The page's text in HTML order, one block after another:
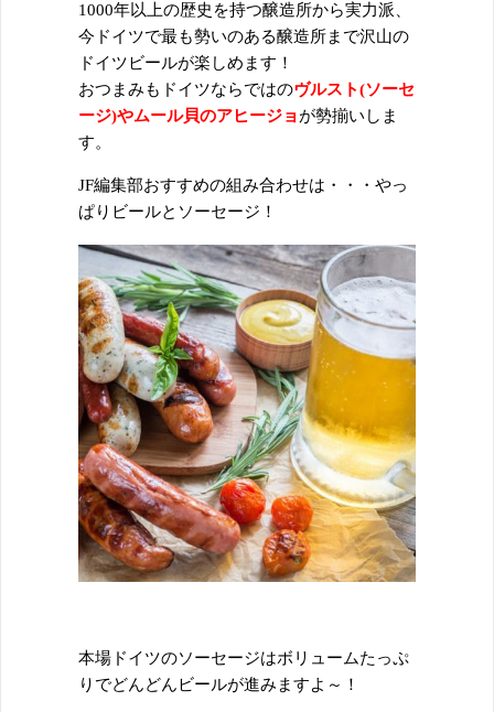
1000年以上の歴史を持つ醸造所から実力派、
今ドイツで最も勢いのある醸造所まで沢山の
ドイツビールが楽しめます！
おつまみもドイツならではのヴルスト(ソーセ
ージ)やムール貝のアヒージョ が勢揃いしま
す。
JF編集部おすすめの組み合わせは・・・やっ
ぱりビールとソーセージ！
本場ドイツのソーセージはボリュームたっぷ
りでどんどんビールが進みますよ～！